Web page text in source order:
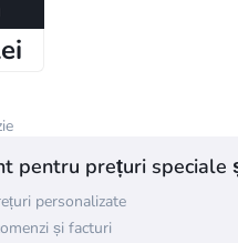
pentru prețuri speciale
personalizate
și facturi